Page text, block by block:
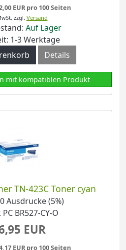
EUR pro 100 Seiten
zzgl. Versand
Auf Lager
1-3 Werktage
Details
mit kompatiblen Produkt
TN-423C Toner cyan
Ausdrucke (5%)
BR527-CY-O
EUR
EUR pro 100 Seiten